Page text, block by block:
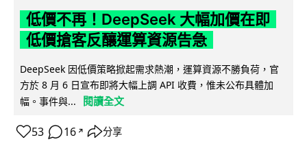
低價不再！DeepSeek 大幅加價在即
低價搶客反釀運算資源告急
DeepSeek 因低價策略掀起需求熱潮，運算資源不勝負荷，官
方於 8 月 6 日宣布即將大幅上調 API 收費，惟未公布具體加
幅。事件與...
閱讀全文
53 16 ↗ 分享